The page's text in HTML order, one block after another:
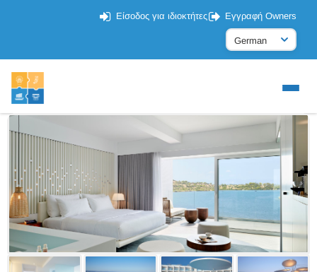
Είσοδος για ιδιοκτήτες Εγγραφή Owners